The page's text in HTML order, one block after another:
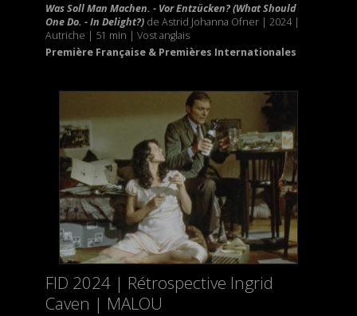
Was Soll Man Machen. - Vor Entzücken? (What Should
One Do. - In Delight?)de Astrid Johanna Ofner | 2024 |
Autriche | 51 min | Vost anglais
Première Française & Premières Internationales
FID 2024 | Rétrospective Ingrid
Caven | MALOU